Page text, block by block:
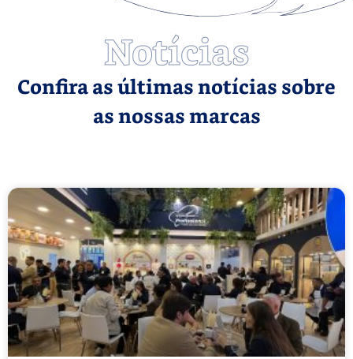
Notícias
Confira as últimas notícias sobre
as nossas marcas